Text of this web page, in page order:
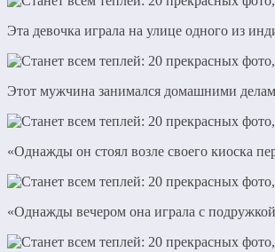
Эта девочка играла на улице одного из
Этот мужчина занимался домашними
«Однажды он стоял возле своего киоска
«Однажды вечером она играла с